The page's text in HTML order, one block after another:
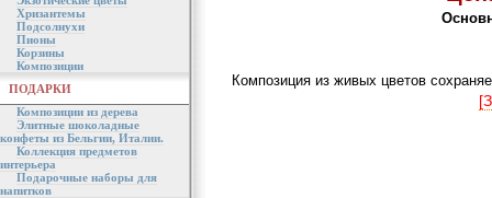
Хризантемы
Подсолнухи
Пионы
Корзины
Композиции
ПОДАРКИ
Композиции из дерева
Элитные шоколадные
конфеты из Бельгии, Италии.
Коллекция предметов
интерьера
Подарочные наборы для
напитков
Композиция из живых цветов